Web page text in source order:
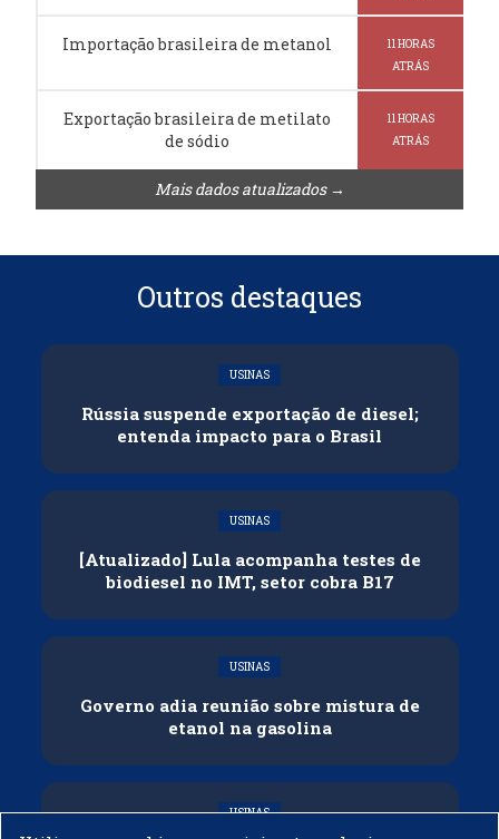
Importação brasileira de metanol
11 HORAS
ATRÁS
Exportação brasileira de metilato
de sódio
11 HORAS
ATRÁS
Mais dados atualizados →
Outros destaques
USINAS
Rússia suspende exportação de diesel;
entenda impacto para o Brasil
USINAS
[Atualizado] Lula acompanha testes de
biodiesel no IMT, setor cobra B17
USINAS
Governo adia reunião sobre mistura de
etanol na gasolina
USINAS